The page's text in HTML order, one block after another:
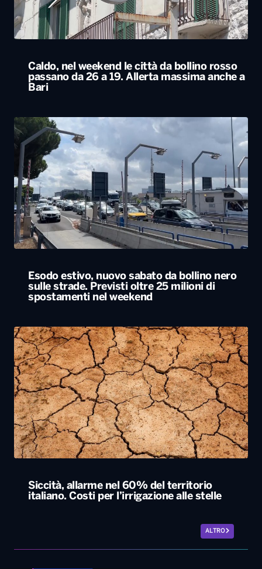
Caldo, nel weekend le città da bollino rosso
passano da 26 a 19. Allerta massima anche a
Bari
Esodo estivo, nuovo sabato da bollino nero
sulle strade. Previsti oltre 25 milioni di
spostamenti nel weekend
Siccità, allarme nel 60% del territorio
italiano. Costi per l’irrigazione alle stelle
ALTRO